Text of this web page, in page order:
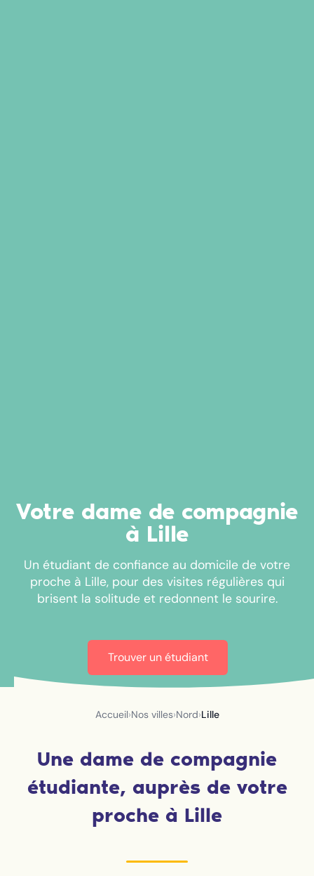
Votre dame de compagnie
à Lille
Un étudiant de confiance au domicile de votre
proche à Lille, pour des visites régulières qui
brisent la solitude et redonnent le sourire.
Trouver un étudiant
Accueil›Nos villes›Nord›Lille
Une dame de compagnie
étudiante, auprès de votre
proche à Lille